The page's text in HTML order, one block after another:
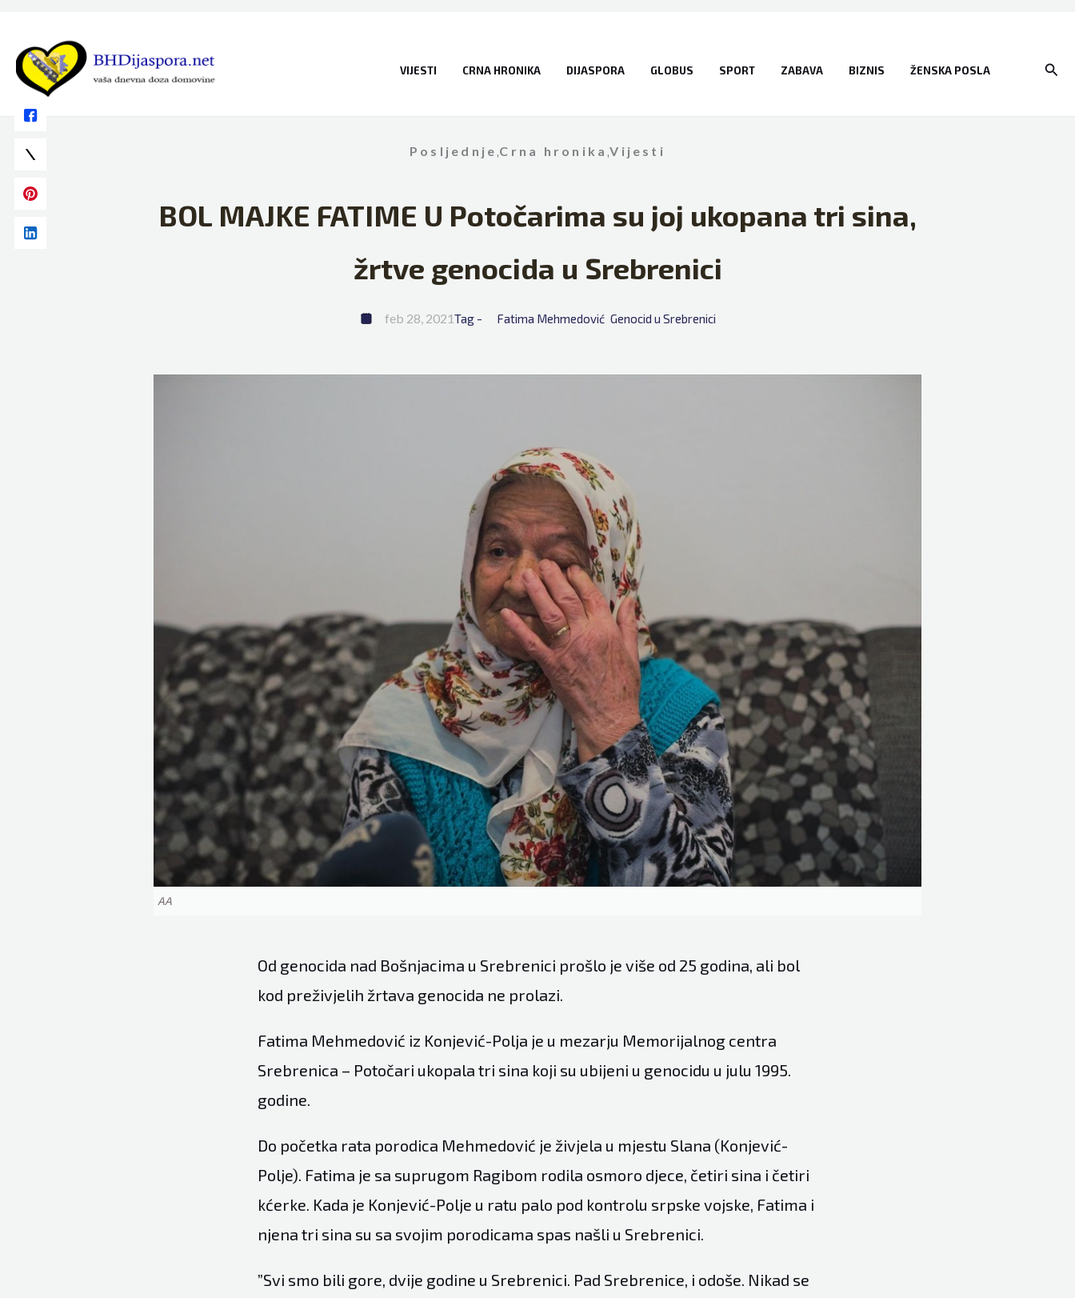
content
VIJESTI CRNA HRONIKA DIJASPORA GLOBUS SPORT ZABAVA BIZNIS ŽENSKA POSLA
Posljednje,Crna hronika,Vijesti
BOL MAJKE FATIME U Potočarima su joj ukopana tri sina,
žrtve genocida u Srebrenici
feb 28, 2021Tag - Fatima Mehmedović Genocid u Srebrenici
AA
Od genocida nad Bošnjacima u Srebrenici prošlo je više od 25 godina, ali bol
kod preživjelih žrtava genocida ne prolazi.
Fatima Mehmedović iz Konjević-Polja je u mezarju Memorijalnog centra
Srebrenica – Potočari ukopala tri sina koji su ubijeni u genocidu u julu 1995.
godine.
Do početka rata porodica Mehmedović je živjela u mjestu Slana (Konjević-
Polje). Fatima je sa suprugom Ragibom rodila osmoro djece, četiri sina i četiri
kćerke. Kada je Konjević-Polje u ratu palo pod kontrolu srpske vojske, Fatima i
njena tri sina su sa svojim porodicama spas našli u Srebrenici.
”Svi smo bili gore, dvije godine u Srebrenici. Pad Srebrenice, i odoše. Nikad se